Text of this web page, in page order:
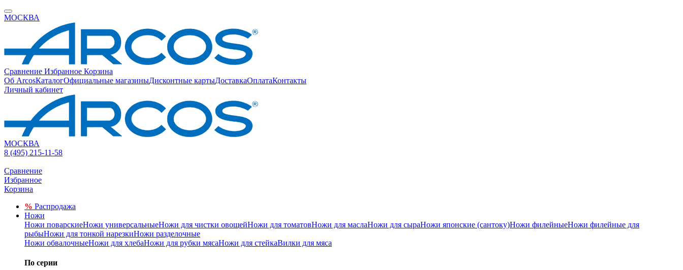
МОСКВА
Сравнение Избранное Корзина
Об ArcosКаталогОфициальные магазиныДисконтные картыДоставкаОплатаКонтакты
Личный кабинет
МОСКВА
8 (495) 215-11-58
Сравнение
Избранное
Корзина
% Распродажа
Ножи
Ножи поварскиеНожи универсальныеНожи для чистки овощейНожи для томатовНожи для маслаНожи для сыраНожи японские (сантоку)Ножи филейныеНожи филейные для
рыбыНожи для тонкой нарезкиНожи разделочные
Ножи обвалочныеНожи для хлебаНожи для рубки мясаНожи для стейкаВилки для мяса
По серии